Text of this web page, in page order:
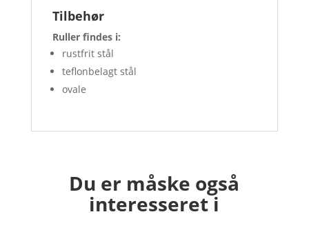
Tilbehør
Ruller findes i:
rustfrit stål
teflonbelagt stål
ovale
Du er måske også
interesseret i